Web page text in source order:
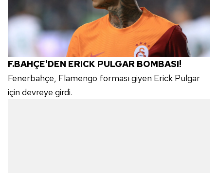
F.BAHÇE'DEN ERICK PULGAR BOMBASI!
Fenerbahçe, Flamengo forması giyen Erick Pulgar
için devreye girdi.